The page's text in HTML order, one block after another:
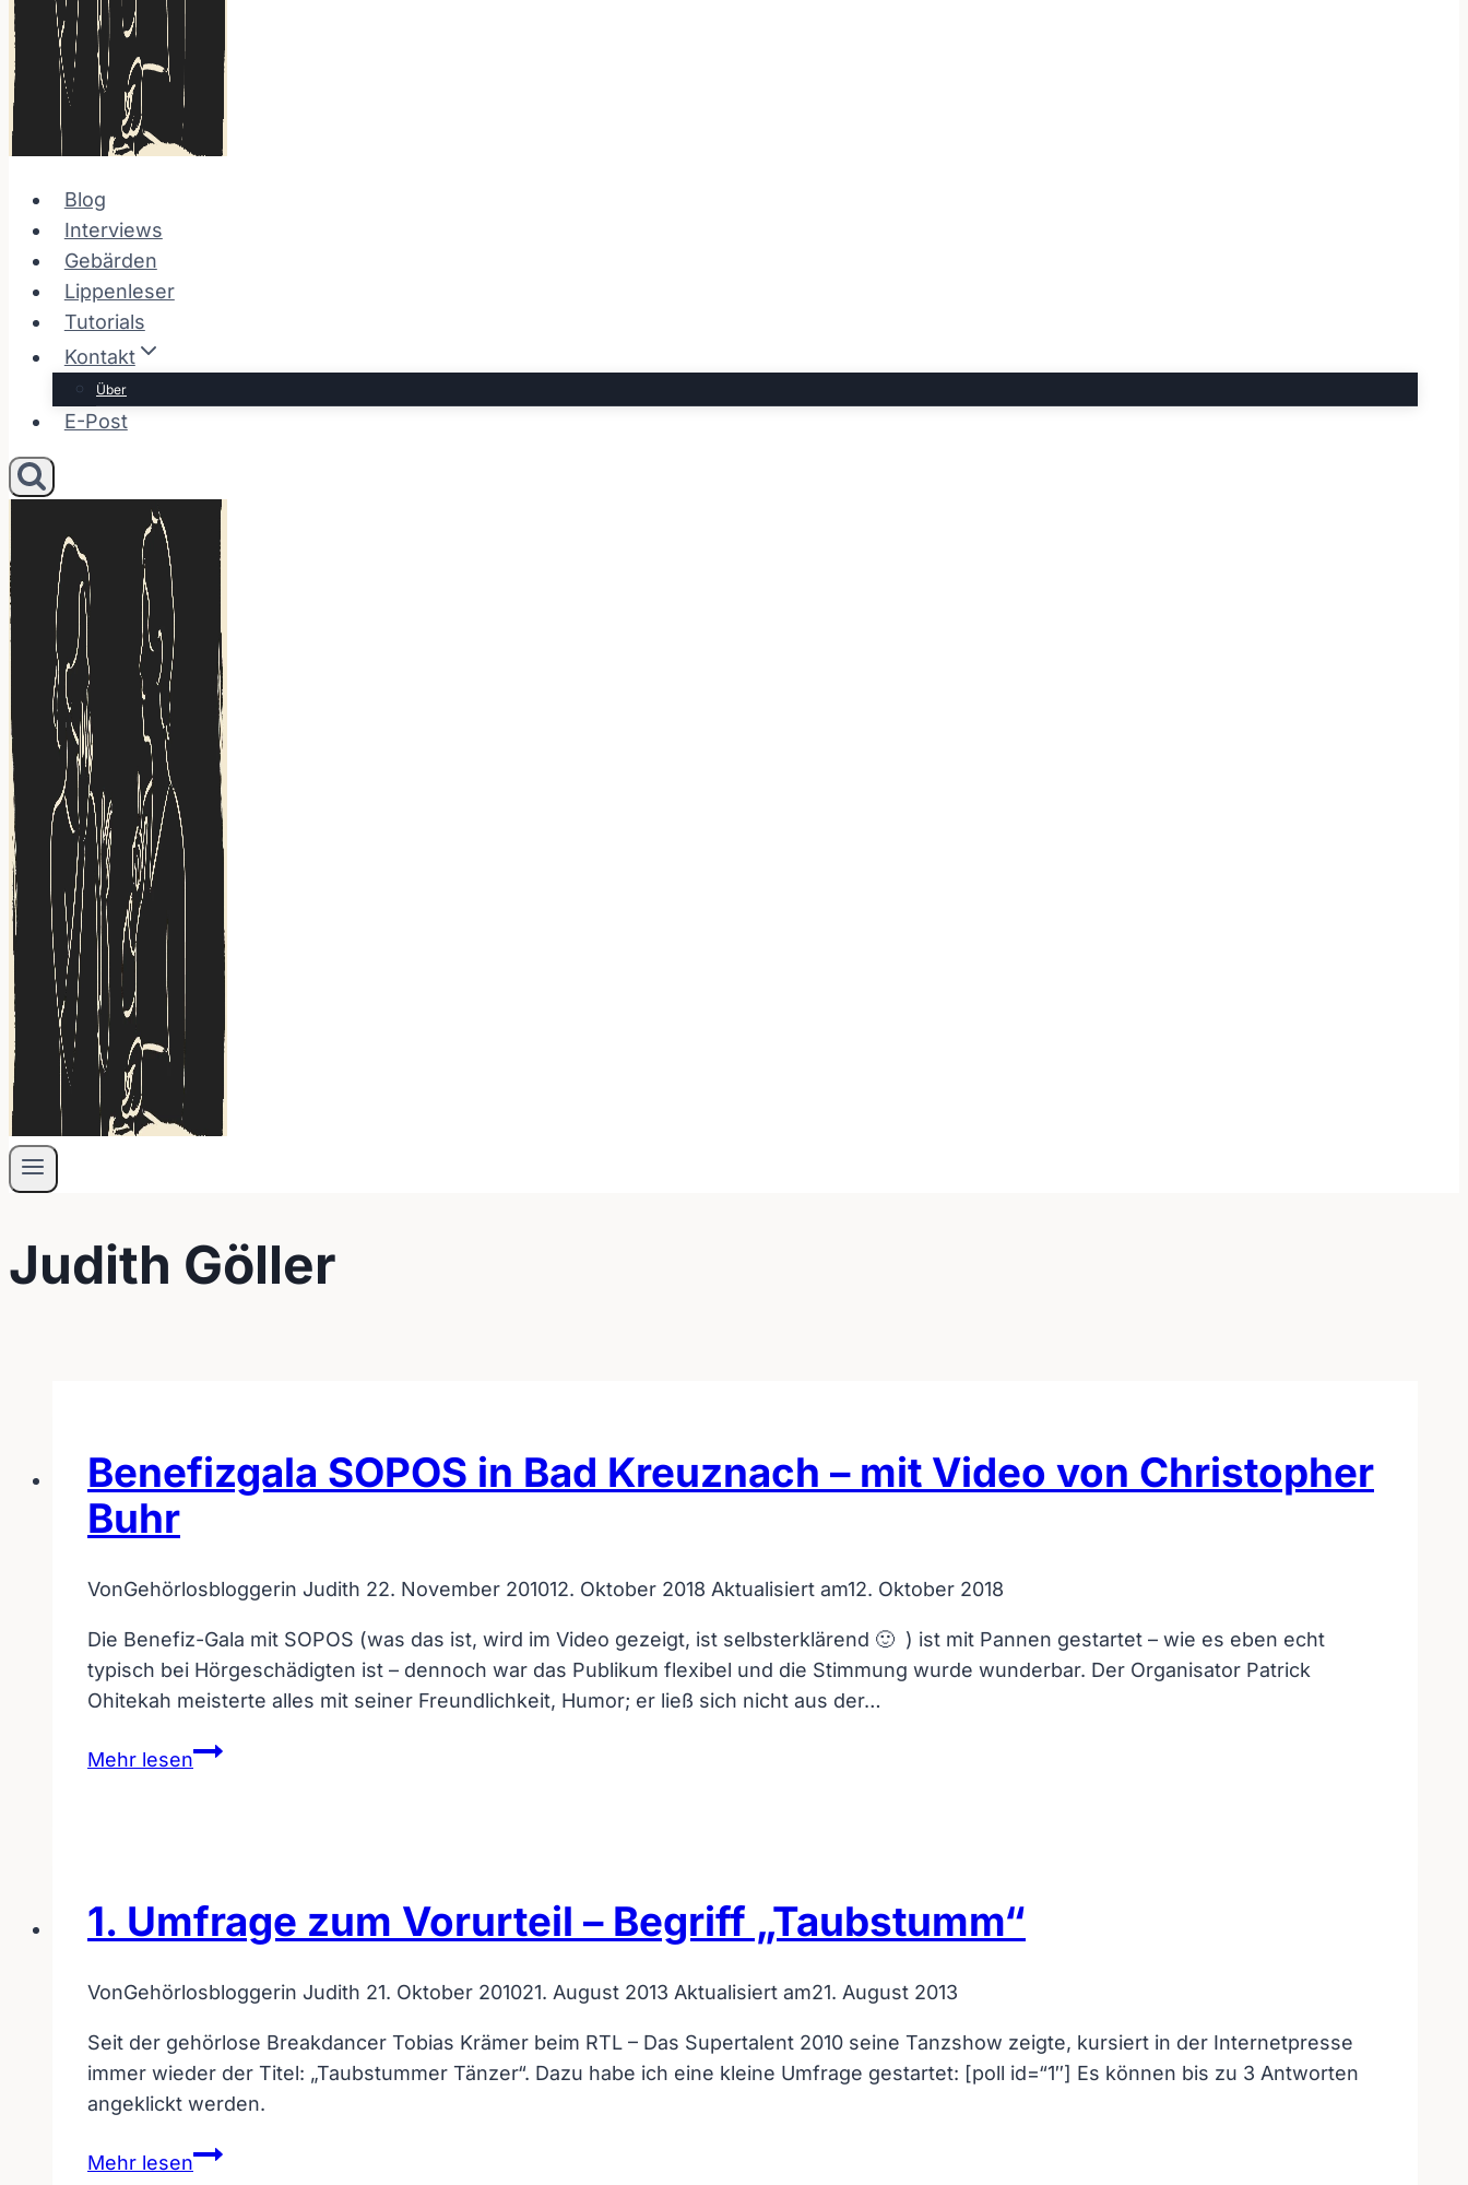
Blog
Interviews
Gebärden
Lippenleser
Tutorials
Kontakt
Über
E-Post
Judith Göller
Benefizgala SOPOS in Bad Kreuznach – mit Video von Christopher
Buhr
VonGehörlosbloggerin Judith 22. November 201012. Oktober 2018 Aktualisiert am12. Oktober 2018
Die Benefiz-Gala mit SOPOS (was das ist, wird im Video gezeigt, ist selbsterklärend 🙂 ) ist mit Pannen gestartet – wie es eben echt
typisch bei Hörgeschädigten ist – dennoch war das Publikum flexibel und die Stimmung wurde wunderbar. Der Organisator Patrick
Ohitekah meisterte alles mit seiner Freundlichkeit, Humor; er ließ sich nicht aus der…
Mehr lesenBenefizgala
–
mit
von
Buhr
1. Umfrage zum Vorurteil – Begriff „Taubstumm“
VonGehörlosbloggerin Judith 21. Oktober 201021. August 2013 Aktualisiert am21. August 2013
Seit der gehörlose Breakdancer Tobias Krämer beim RTL – Das Supertalent 2010 seine Tanzshow zeigte, kursiert in der Internetpresse
immer wieder der Titel: „Taubstummer Tänzer“. Dazu habe ich eine kleine Umfrage gestartet: [poll id=“1″] Es können bis zu 3 Antworten
angeklickt werden.
Mehr lesen1.